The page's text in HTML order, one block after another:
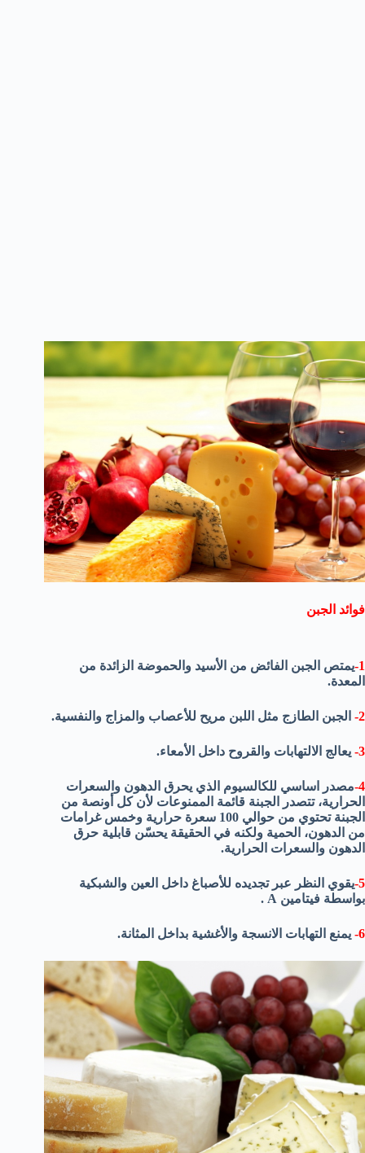
فوائد الجبن
1- يمتص الجبن الفائض من الأسيد والحموضة الزائدة من
المعدة.
2- الجبن الطازج مثل اللبن مريح للأعصاب والمزاج والنفسية.
3- يعالج الالتهابات والقروح داخل الأمعاء.
4- مصدر اساسي للكالسيوم الذي يحرق الدهون والسعرات
الحرارية، تتصدر الجبنة قائمة الممنوعات لأن كل أونصة من
الجبنة تحتوي من حوالي 100 سعرة حرارية وخمس غرامات
من الدهون، الحمية ولكنه في الحقيقة يحسّن قابلية حرق
الدهون والسعرات الحرارية.
5- يقوي النظر عبر تجديده للأصباغ داخل العين والشبكية
بواسطة فيتامين A .
6- يمنع التهابات الانسجة والأغشية بداخل المثانة.